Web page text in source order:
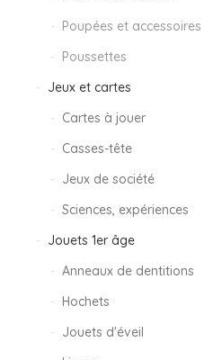
Poupées et accessoires
Poussettes
Jeux et cartes
Cartes à jouer
Casses-tête
Jeux de société
Sciences, expériences
Jouets 1er âge
Anneaux de dentitions
Hochets
Jouets d'éveil